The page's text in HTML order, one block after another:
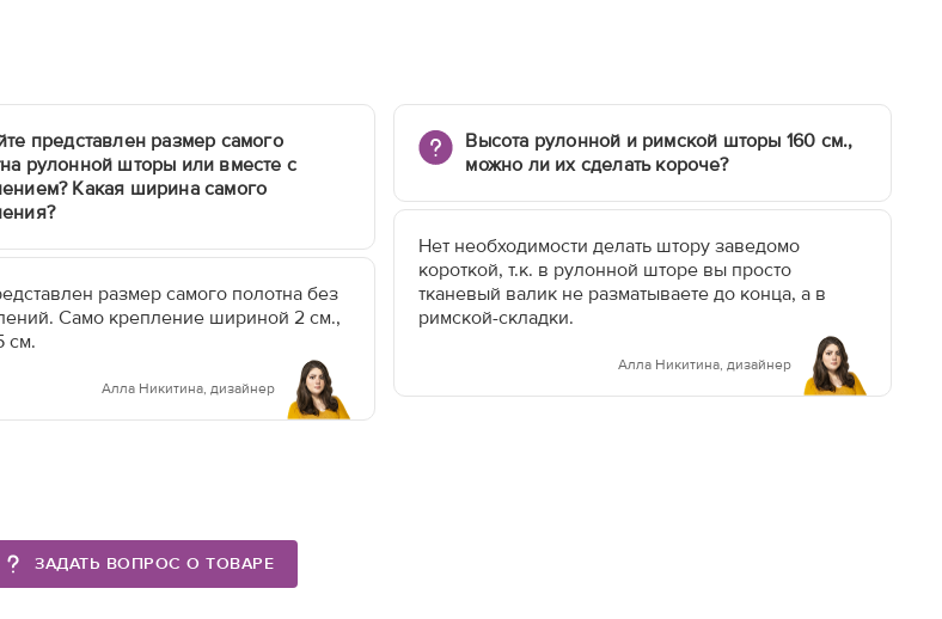
представлен размер самого
рулонной шторы или вместе с
Какая ширина самого
размер самого полотна без
Само крепление шириной 2 см.,
см.
Алла Никитина, дизайнер
Высота рулонной и римской шторы 160 см.,
можно ли их сделать короче?
Нет необходимости делать штору заведомо
короткой, т.к. в рулонной шторе вы просто
тканевый валик не разматываете до конца, а в
римской-складки.
Алла Никитина, дизайнер
ЗАДАТЬ ВОПРОС О ТОВАРЕ